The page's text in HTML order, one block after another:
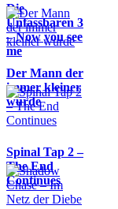
Die
Unfassbaren 3
– Now you see
me
Der Mann der
immer kleiner
wurde
Spinal Tap 2 –
The End
Continues